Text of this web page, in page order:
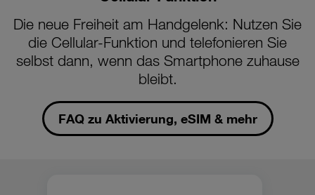
Die neue Freiheit am Handgelenk: Nutzen Sie
die Cellular-Funktion und telefonieren Sie
selbst dann, wenn das Smartphone zuhause
bleibt.
FAQ zu Aktivierung, eSIM & mehr